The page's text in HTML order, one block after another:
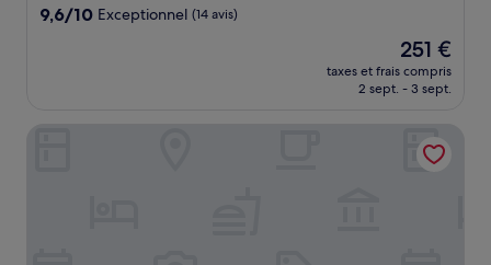
9.6
9,6/10 Exceptionnel (14 avis)
Le
nouveau
prix
de
251 €
251 €
taxes et frais compris
2 sept. - 3 sept.